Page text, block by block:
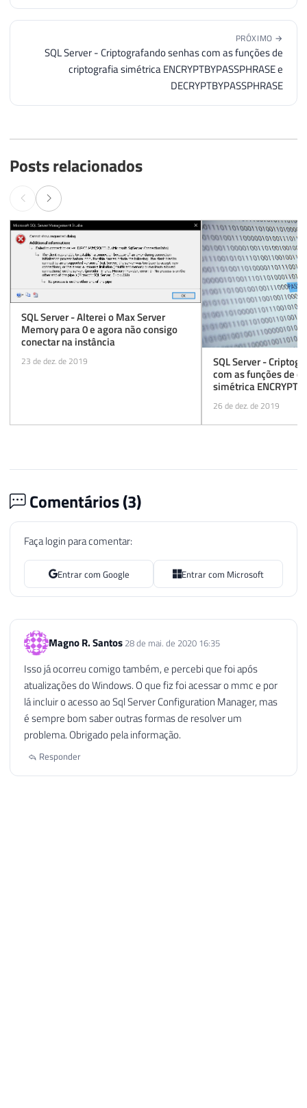
PRÓXIMO →
SQL Server - Criptografando senhas com as funções de
criptografia simétrica ENCRYPTBYPASSPHRASE e
DECRYPTBYPASSPHRASE
Posts relacionados
SQL Server - Alterei o Max Server
Memory para 0 e agora não consigo
conectar na instância
23 de dez. de 2019 SQL Server -
com as funções de
simétrica
26 de dez. de 2019
Comentários (3)
Faça login para comentar:
Entrar com Google Entrar com Microsoft
Magno R. Santos 28 de mai. de 2020 16:35
Isso já ocorreu comigo também, e percebi que foi após
atualizações do Windows. O que fiz foi acessar o mmc e por
lá incluir o acesso ao Sql Server Configuration Manager, mas
é sempre bom saber outras formas de resolver um
problema. Obrigado pela informação.
Responder